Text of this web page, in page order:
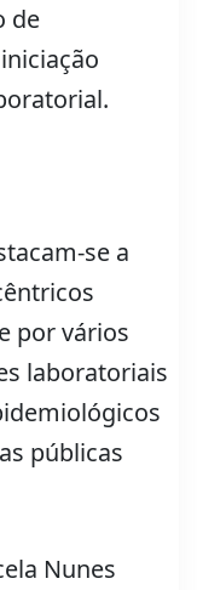
de
se a
por vários
laboratoriais
públicas
Nunes